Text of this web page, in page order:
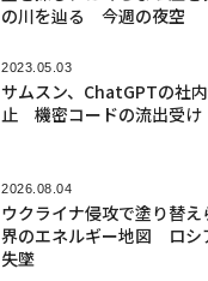
の川を辿る 今週の夜空
2023.05.03
サムスン、ChatGPTの社
止 機密コードの流出受け
2026.08.04
ウクライナ侵攻で塗り替え
界のエネルギー地図 ロシ
失墜